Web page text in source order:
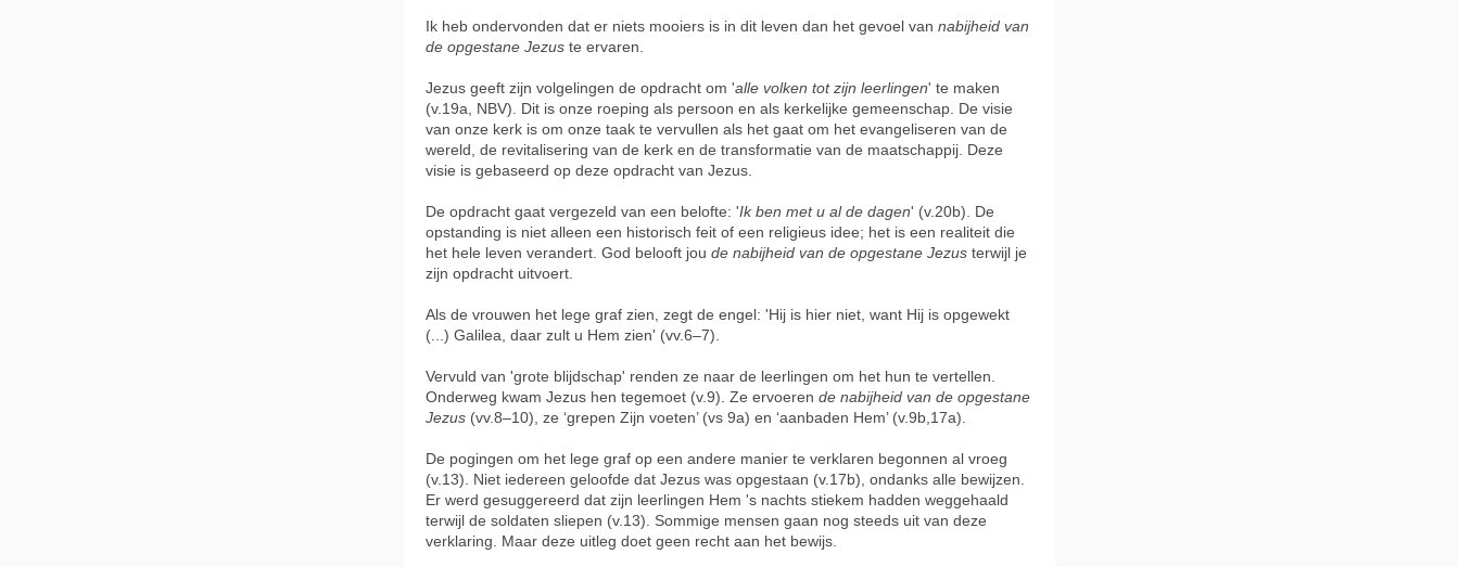
Ik heb ondervonden dat er niets mooiers is in dit leven dan het gevoel van nabijheid van
de opgestane Jezus te ervaren.
Jezus geeft zijn volgelingen de opdracht om 'alle volken tot zijn leerlingen' te maken
(v.19a, NBV). Dit is onze roeping als persoon en als kerkelijke gemeenschap. De visie
van onze kerk is om onze taak te vervullen als het gaat om het evangeliseren van de
wereld, de revitalisering van de kerk en de transformatie van de maatschappij. Deze
visie is gebaseerd op deze opdracht van Jezus.
De opdracht gaat vergezeld van een belofte: 'Ik ben met u al de dagen' (v.20b). De
opstanding is niet alleen een historisch feit of een religieus idee; het is een realiteit die
het hele leven verandert. God belooft jou de nabijheid van de opgestane Jezus terwijl je
zijn opdracht uitvoert.
Als de vrouwen het lege graf zien, zegt de engel: 'Hij is hier niet, want Hij is opgewekt
(...) Galilea, daar zult u Hem zien' (vv.6–7).
Vervuld van 'grote blijdschap' renden ze naar de leerlingen om het hun te vertellen.
Onderweg kwam Jezus hen tegemoet (v.9). Ze ervoeren de nabijheid van de opgestane
Jezus (vv.8–10), ze ‘grepen Zijn voeten’ (vs 9a) en ‘aanbaden Hem’ (v.9b,17a).
De pogingen om het lege graf op een andere manier te verklaren begonnen al vroeg
(v.13). Niet iedereen geloofde dat Jezus was opgestaan (v.17b), ondanks alle bewijzen.
Er werd gesuggereerd dat zijn leerlingen Hem 's nachts stiekem hadden weggehaald
terwijl de soldaten sliepen (v.13). Sommige mensen gaan nog steeds uit van deze
verklaring. Maar deze uitleg doet geen recht aan het bewijs.